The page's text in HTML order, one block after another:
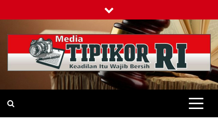
to
content
Tipikor-ri-online.my.id
Keadilan Itu Wajib Bersih